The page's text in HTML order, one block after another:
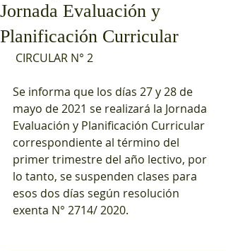
Jornada Evaluación y
Planificación Curricular
CIRCULAR N° 2
Se informa que los días 27 y 28 de
mayo de 2021 se realizará la Jornada
Evaluación y Planificación Curricular
correspondiente al término del
primer trimestre del año lectivo, por
lo tanto, se suspenden clases para
esos dos días según resolución
exenta N° 2714/ 2020.